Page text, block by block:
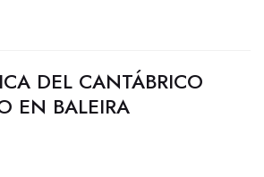
DEL CANTÁBRICO
EN BALEIRA